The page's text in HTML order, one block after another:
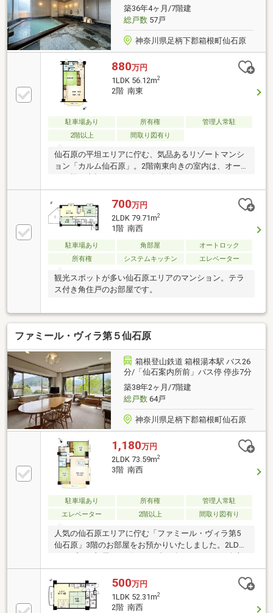
築36年4ヶ月/7階建
総戸数57戸
神奈川県足柄下郡箱根町仙石原
880万円
1LDK 56.12m2
2階 南東
駐車場あり 所有権
管理人常駐
2階以上
間取り図有り
仙石原の平坦エリアに佇む、気品あるリゾートマンシ
ョン「カルム仙石原」。2階南東向きの室内は、オー
良好です。夏の避暑地としてはもちろん、ゴルフの拠
点としてもおすすめです。窓に広がる緑の木々に癒や
されながら、大涌谷から引湯した微白濁の天然温泉
で、プレー後の疲れを解きほぐす至福のひとときをお
す。
700万円
2LDK 79.71m2
1階 南西
駐車場あり 角部屋
オートロック
所有権
システムキッチン エレベーター
観光スポットが多い仙石原エリアのマンション。テラ
ス付き角住戸のお部屋です。
ファミール・ヴィラ第５仙石原
箱根登山鉄道 箱根湯本駅 バス26
分/「仙石案内所前」バス停 停歩7分
築38年2ヶ月/7階建
総戸数64戸
神奈川県足柄下郡箱根町仙石原
1,180万円
2LDK 73.59m2
3階 南西
駐車場あり 所有権
管理人常駐
エレベーター
2階以上 間取り図有り
人気の仙石原エリアに佇む「ファミール・ヴィラ第5
仙石原」3階のお部屋をお預かりいたしました。2LDK
屋ならではの二面採光で、明るく開放感のある空間と
なっております。ぜひお気軽にお問い合わせくださ
い。
500万円
1LDK 52.31m2
2階 南西